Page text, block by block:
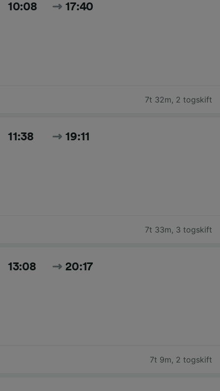
10:08 17:40
7t 32m, 2 togskift
11:38 19:11
7t 33m, 3 togskift
13:08 20:17
7t 9m, 2 togskift